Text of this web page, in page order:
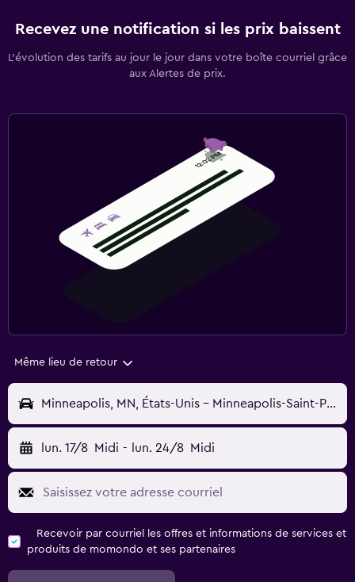
Recevez une notification si les prix baissent
L’évolution des tarifs au jour le jour dans votre boîte courriel grâce
aux Alertes de prix.
Même lieu de retour
Minneapolis, MN, États-Unis - Minneapolis-Saint-Paul (MSP)
lun. 17/8 Midi - lun. 24/8 Midi
Recevoir par courriel les offres et informations de services et
produits de momondo et ses partenaires